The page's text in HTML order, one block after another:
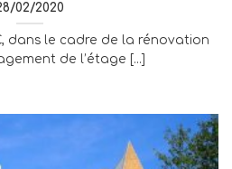
02/2020
dans le cadre de la rénovation
de l’étage [...]